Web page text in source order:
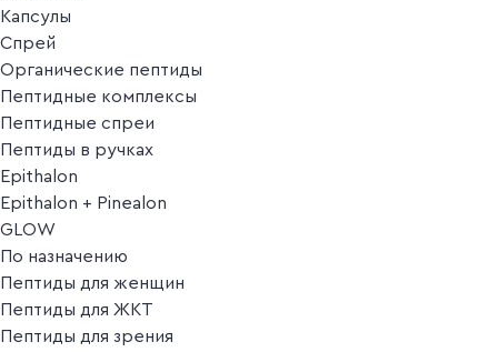
Капсулы
Спрей
Органические пептиды
Пептидные комплексы
Пептидные спреи
Пептиды в ручках
Epithalon
Epithalon + Pinealon
GLOW
По назначению
Пептиды для женщин
Пептиды для ЖКТ
Пептиды для зрения